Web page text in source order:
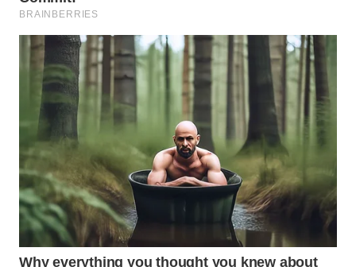
NATUNA
WN
BINTAN
WN
MANDALIKA
WN
LIKUPANG
WN